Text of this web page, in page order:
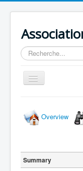
Rechercher
Basculer
la
L'association
Agenda
Overview
Summary